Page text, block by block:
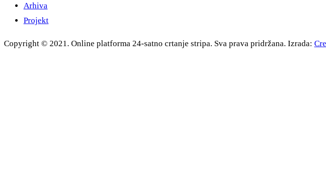
Arhiva
Projekt
Copyright © 2021. Online platforma 24-satno crtanje stripa. Sva prava pridržana. Izrada: